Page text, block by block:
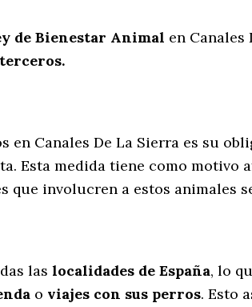
de Bienestar Animal en Canales
Canales De La Sierra es su
Esta medida tiene como motivo
involucren a estos animales
las localidades de España, lo
o viajes con sus perros. Esto